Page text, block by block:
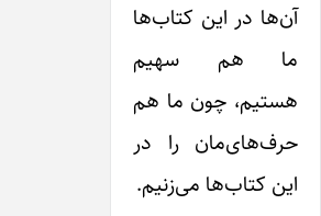
آن‌ها در این کتاب‌ها
ما هم سهیم
هستیم، چون ما هم
حرف‌های‌مان را در
این کتاب‌ها می‌زنیم.